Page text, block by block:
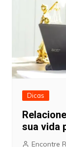
Dicas
sua vida
Encontre